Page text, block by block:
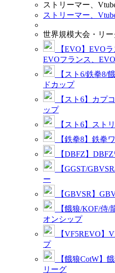
ストリーマー、
ストリーマー、
世界規模大会・リー
【EVO】EVO
EVOフランス、
【スト6/鉄拳8/
ドカップ
【スト6】カプ
ップ
【スト6】スト
【鉄拳8】鉄拳
【DBFZ】
【GGST/
ー
【GBVSR】
【餓狼/KOF/侍/
オンシップ
【VF5REVO】
プ
【餓狼CotW】
リーグ